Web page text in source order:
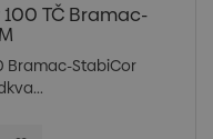
TČ Bramac-
Bramac-StabiCor